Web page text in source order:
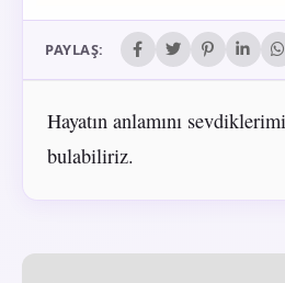
PAYLAŞ:
Hayatın anlamını
bulabiliriz.